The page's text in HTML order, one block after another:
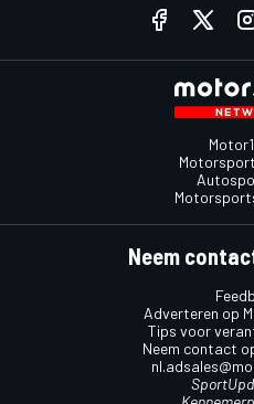
Neem
Adverteren op
Tips voor
Neem contact